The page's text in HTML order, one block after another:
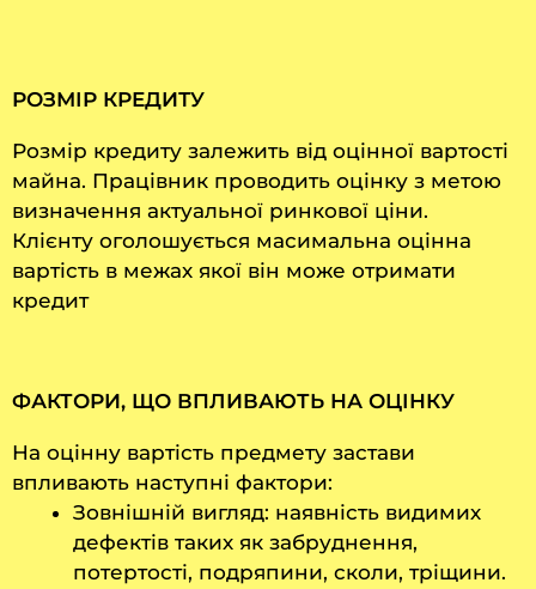
РОЗМІР КРЕДИТУ
Розмір кредиту залежить від оцінної вартості
майна. Працівник проводить оцінку з метою
визначення актуальної ринкової ціни.
Клієнту оголошується масимальна оцінна
вартість в межах якої він може отримати
кредит
ФАКТОРИ, ЩО ВПЛИВАЮТЬ НА ОЦІНКУ
На оцінну вартість предмету застави
впливають наступні фактори:
Зовнішній вигляд: наявність видимих
дефектів таких як забруднення,
потертості, подряпини, сколи, тріщини.